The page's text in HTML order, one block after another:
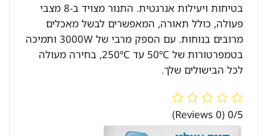
בטיחות ויעילות אנרגטית. התנור מצויד ב-8 מצבי
פעולה, כולל תאורה, המאפשרים לבשל מאכלים
מרובים בנוחות. עם הספק מרבי של 3000W ותמיכה
בטמפרטורות של 50ºC עד 250ºC, בחירה מעולה
לכל הבישולים שלך.
0/5
(0 Reviews)